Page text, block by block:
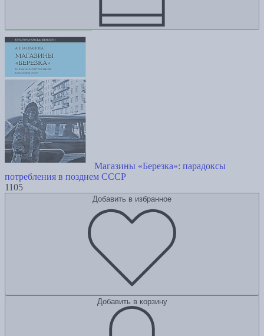
Магазины «Березка»: парадоксы
потребления в позднем СССР
1105
Добавить в избранное
Добавить в корзину